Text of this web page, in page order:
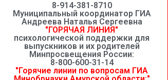
8-914-381-8710
Муниципальный координатор ГИА
Андреева Наталья Сергеевна
"ГОРЯЧАЯ ЛИНИЯ"
психологической поддержки для
выпускников и их родителей
Минпросвещения России:
8-800-600-31-14
"Горячие линии по вопросам ГИА